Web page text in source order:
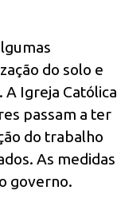
do solo e
A Igreja Católica
passam a ter
do trabalho
As medidas
governo.